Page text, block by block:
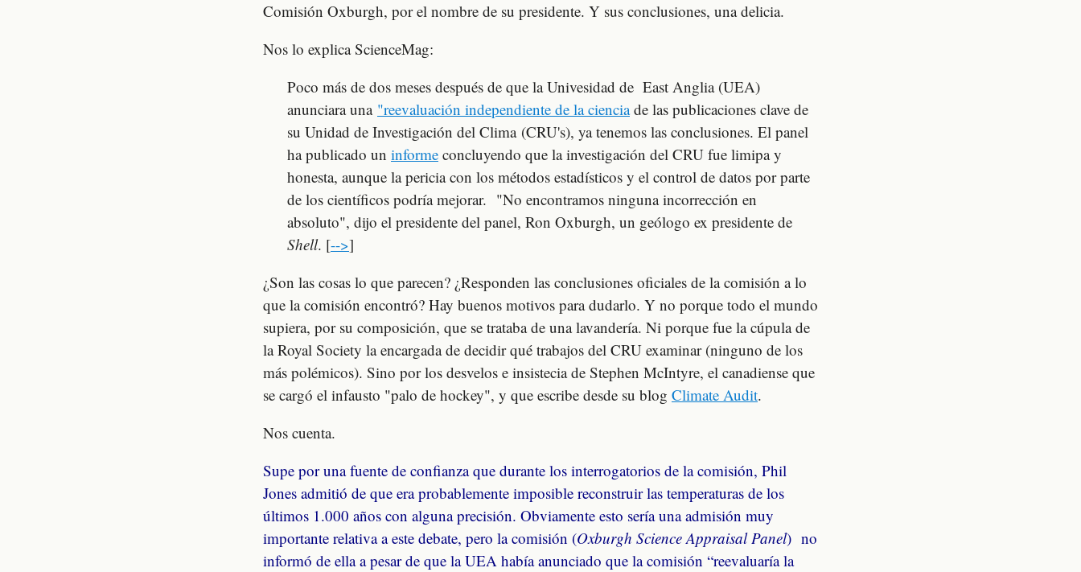
Comisión Oxburgh, por el nombre de su presidente. Y sus conclusiones, una delicia.
Nos lo explica ScienceMag:
Poco más de dos meses después de que la Univesidad de East Anglia (UEA)
anunciara una "reevaluación independiente de la cienciade las publicaciones clave de
su Unidad de Investigación del Clima (CRU's), ya tenemos las conclusiones. El panel
ha publicado un informe concluyendo que la investigación del CRU fue limipa y
honesta, aunque la pericia con los métodos estadísticos y el control de datos por parte
de los científicos podría mejorar. "No encontramos ninguna incorrección en
absoluto", dijo el presidente del panel, Ron Oxburgh, un geólogo ex presidente de
Shell. [-->]
¿Son las cosas lo que parecen? ¿Responden las conclusiones oficiales de la comisión a lo
que la comisión encontró? Hay buenos motivos para dudarlo. Y no porque todo el mundo
supiera, por su composición, que se trataba de una lavandería. Ni porque fue la cúpula de
la Royal Society la encargada de decidir qué trabajos del CRU examinar (ninguno de los
más polémicos). Sino por los desvelos e insistecia de Stephen McIntyre, el canadiense que
se cargó el infausto "palo de hockey", y que escribe desde su blog Climate Audit.
Nos cuenta.
Supe por una fuente de confianza que durante los interrogatorios de la comisión, Phil
Jones admitió de que era probablemente imposible reconstruir las temperaturas de los
últimos 1.000 años con alguna precisión. Obviamente esto sería una admisión muy
importante relativa a este debate, pero la comisión (Oxburgh Science Appraisal Panel) no
informó de ella a pesar de que la UEA había anunciado que la comisión “reevaluaría la